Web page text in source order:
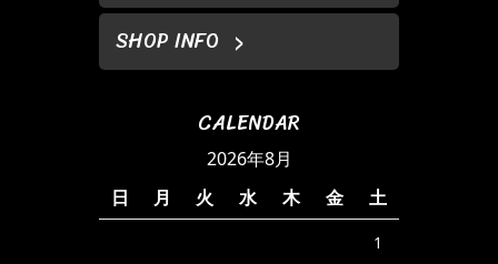
SHOP INFO
CALENDAR
2026年8月
日
月 火 水 木 金 土
1